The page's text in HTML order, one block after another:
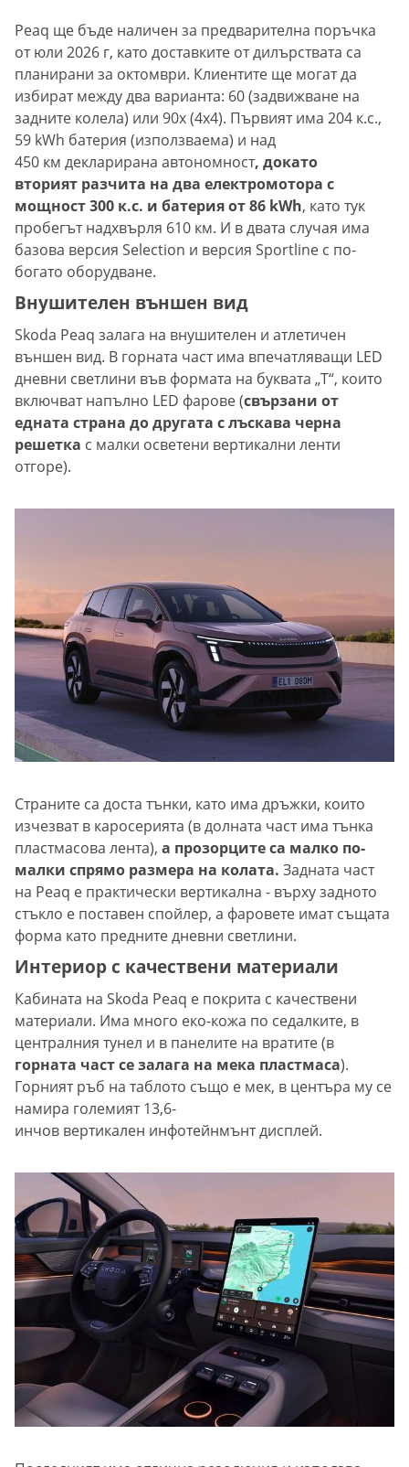
Peaq ще бъде наличен за предварителна поръчка
от юли 2026 г, като доставките от дилърствата са
планирани за октомври. Клиентите ще могат да
избират между два варианта: 60 (задвижване на
задните колела) или 90x (4x4). Първият има 204 к.с.,
59 kWh батерия (използваема) и над
450 км декларирана автономност, докато
вторият разчита на два електромотора с
мощност 300 к.с. и батерия от 86 kWh, като тук
пробегът надхвърля 610 км. И в двата случая има
базова версия Selection и версия Sportline с по-
богато оборудване.
Внушителен външен вид
Skoda Peaq залага на внушителен и атлетичен
външен вид. В горната част има впечатляващи LED
дневни светлини във формата на буквата „Т“, които
включват напълно LED фарове (свързани от
едната страна до другата с лъскава черна
решетка с малки осветени вертикални ленти
отгоре).
Страните са доста тънки, като има дръжки, които
изчезват в каросерията (в долната част има тънка
пластмасова лента), а прозорците са малко по-
малки спрямо размера на колата. Задната част
на Peaq е практически вертикална - върху задното
стъкло е поставен спойлер, а фаровете имат същата
форма като предните дневни светлини.
Интериор с качествени материали
Кабината на Skoda Peaq е покрита с качествени
материали. Има много еко-кожа по седалките, в
централния тунел и в панелите на вратите (в
горната част се залага на мека пластмаса).
Горният ръб на таблото също е мек, в центъра му се
намира големият 13,6-
инчов вертикален инфотейнмънт дисплей.